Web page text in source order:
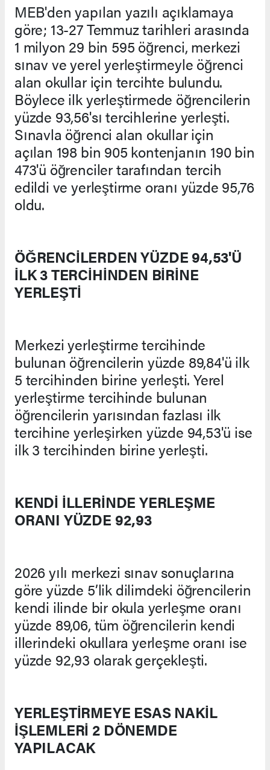
MEB'den yapılan yazılı açıklamaya
göre; 13-27 Temmuz tarihleri arasında
1 milyon 29 bin 595 öğrenci, merkezi
sınav ve yerel yerleştirmeyle öğrenci
alan okullar için tercihte bulundu.
Böylece ilk yerleştirmede öğrencilerin
yüzde 93,56'sı tercihlerine yerleşti.
Sınavla öğrenci alan okullar için
açılan 198 bin 905 kontenjanın 190 bin
473'ü öğrenciler tarafından tercih
edildi ve yerleştirme oranı yüzde 95,76
oldu.
ÖĞRENCİLERDEN YÜZDE 94,53'Ü
İLK 3 TERCİHİNDEN BİRİNE
YERLEŞTİ
Merkezi yerleştirme tercihinde
bulunan öğrencilerin yüzde 89,84'ü ilk
5 tercihinden birine yerleşti. Yerel
yerleştirme tercihinde bulunan
öğrencilerin yarısından fazlası ilk
tercihine yerleşirken yüzde 94,53'ü ise
ilk 3 tercihinden birine yerleşti.
KENDİ İLLERİNDE YERLEŞME
ORANI YÜZDE 92,93
2026 yılı merkezi sınav sonuçlarına
göre yüzde 5’lik dilimdeki öğrencilerin
kendi ilinde bir okula yerleşme oranı
yüzde 89,06, tüm öğrencilerin kendi
illerindeki okullara yerleşme oranı ise
yüzde 92,93 olarak gerçekleşti.
YERLEŞTİRMEYE ESAS NAKİL
İŞLEMLERİ 2 DÖNEMDE
YAPILACAK